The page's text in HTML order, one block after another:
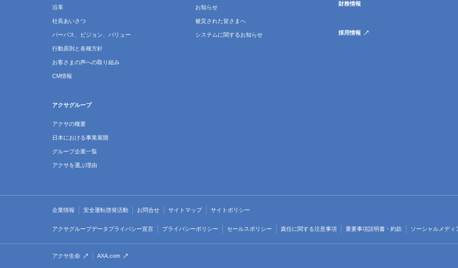
沿革
社長あいさつ
パーパス、ビジョン、バリュー
行動原則と各種方針
お客さまの声への取り組み
CM情報
アクサグループ
アクサの概要
日本における事業展開
グループ企業一覧
アクサを選ぶ理由
お知らせ
被災された皆さまへ
システムに関するお知らせ
財務情報
採用情報
企業情報 安全運転啓発活動 お問合せ サイトマップ サイトポリシー
アクサグループデータプライバシー宣言 プライバシーポリシー セールスポリシー 責任に関する注意事項 重要事項説明書・約款 ソーシャルメディ
アクサ生命 AXA.com